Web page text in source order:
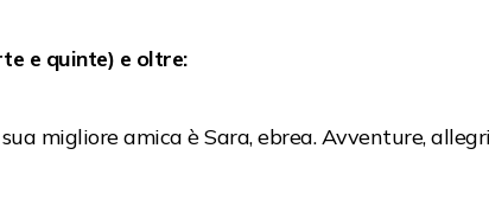
e quinte) e oltre:
migliore amica è Sara, ebrea. Avventure,